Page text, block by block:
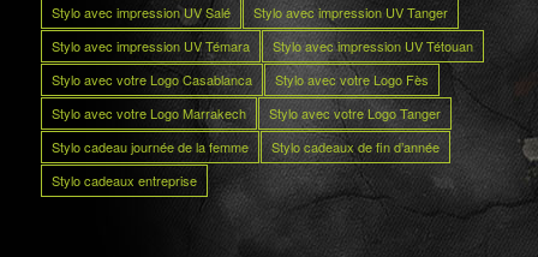
Stylo avec impression UV Salé
Stylo avec impression UV Tanger
Stylo avec impression UV Témara
Stylo avec impression UV Tétouan
Stylo avec votre Logo Casablanca
Stylo avec votre Logo Fès
Stylo avec votre Logo Marrakech
Stylo avec votre Logo Tanger
Stylo cadeau journée de la femme
Stylo cadeaux de fin d’année
Stylo cadeaux entreprise